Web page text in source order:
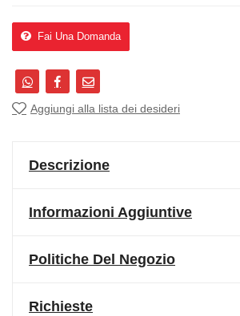
Fai Una Domanda
Aggiungi alla lista dei desideri
Descrizione
Informazioni Aggiuntive
Politiche Del Negozio
Richieste